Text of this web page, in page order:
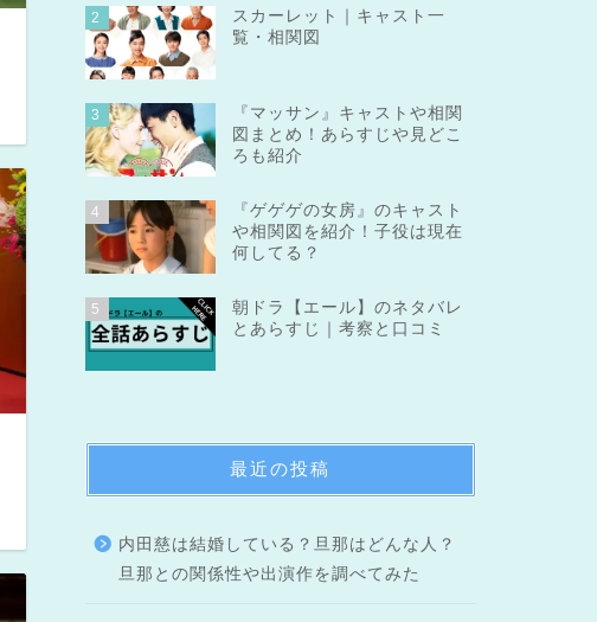
2
スカーレット｜キャスト一
覧・相関図
3
『マッサン』キャストや相関
図まとめ！あらすじや見どこ
ろも紹介
4
『ゲゲゲの女房』のキャスト
や相関図を紹介！子役は現在
何してる？
5
朝ドラ【エール】のネタバレ
とあらすじ｜考察と口コミ
最近の投稿
内田慈は結婚している？旦那はどんな人？
旦那との関係性や出演作を調べてみた